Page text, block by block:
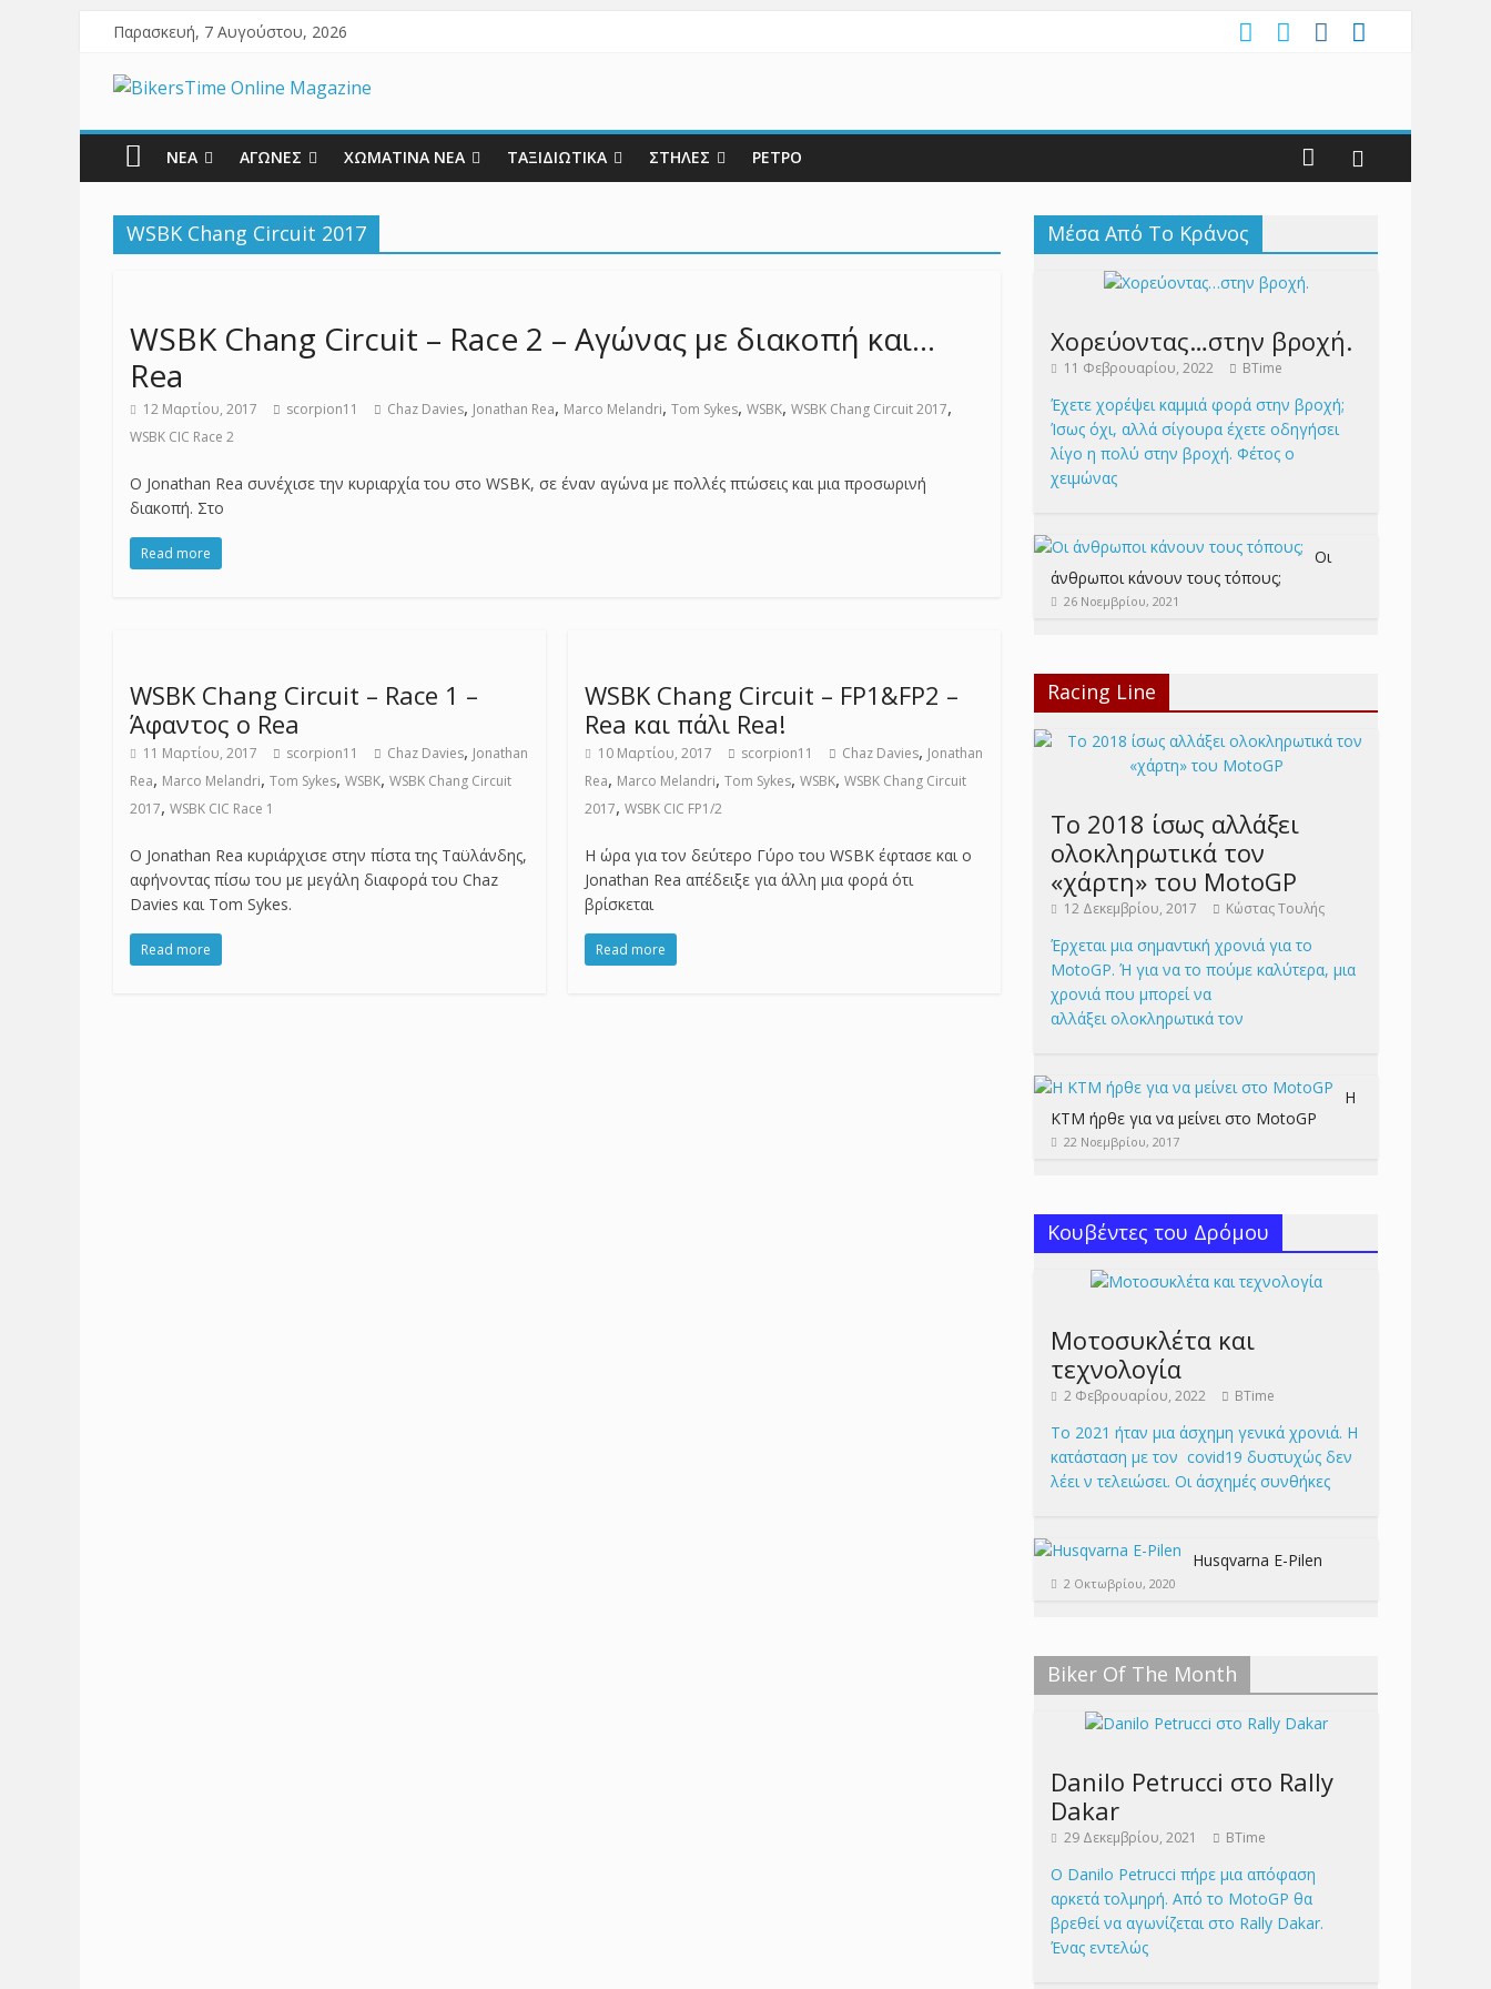
Παρασκευή, 7 Αυγούστου, 2026
ΝΕΑ ΑΓΩΝΕΣ ΧΩΜΑΤΙΝΑ ΝΕΑ ΤΑΞΙΔΙΩΤΙΚΑ ΣΤΗΛΕΣ ΡΕΤΡΟ
WSBK Chang Circuit 2017
WSBK Chang Circuit – Race 2 – Αγώνας με διακοπή και…
Rea
12 Μαρτίου, 2017 scorpion11 Chaz Davies, Jonathan Rea, Marco Melandri, Tom Sykes, WSBK, WSBK Chang Circuit 2017,
WSBK CIC Race 2
Ο Jonathan Rea συνέχισε την κυριαρχία του στο WSBK, σε έναν αγώνα με πολλές πτώσεις και μια προσωρινή
διακοπή. Στο
Read more
WSBK Chang Circuit – Race 1 –
Άφαντος ο Rea
11 Μαρτίου, 2017 scorpion11 Chaz Davies, Jonathan
Rea, Marco Melandri, Tom Sykes, WSBK, WSBK Chang Circuit
2017, WSBK CIC Race 1
Ο Jonathan Rea κυριάρχισε στην πίστα της Tαϋλάνδης,
αφήνοντας πίσω του με μεγάλη διαφορά του Chaz
Davies και Tom Sykes.
Read more
WSBK Chang Circuit – FP1&FP2 –
Rea και πάλι Rea!
10 Μαρτίου, 2017 scorpion11 Chaz Davies, Jonathan
Rea, Marco Melandri,Tom Sykes,WSBK,WSBK Chang Circuit
2017,WSBK CIC FP1/2
Η ώρα για τον δεύτερο Γύρο του WSBK έφτασε και ο
Jonathan Rea απέδειξε για άλλη μια φορά ότι
βρίσκεται
Read more
Μέσα Από Το Κράνος
Χορεύοντας…στην βροχή.
11 Φεβρουαρίου, 2022 BTime
Έχετε χορέψει καμμιά φορά στην βροχή;
Ίσως όχι, αλλά σίγουρα έχετε οδηγήσει
λίγο η πολύ στην βροχή. Φέτος ο
χειμώνας
Οι
άνθρωποι κάνουν τους τόπους;
26 Νοεμβρίου, 2021
Racing Line
Το 2018 ίσως αλλάξει
ολοκληρωτικά τον
«χάρτη» του MotoGP
12 Δεκεμβρίου, 2017 Κώστας Τουλής
Έρχεται μια σημαντική χρονιά για το
MotoGP. Ή για να το πούμε καλύτερα, μια
χρονιά που μπορεί να
αλλάξει ολοκληρωτικά τον
Η
KTM ήρθε για να μείνει στο MotoGP
22 Νοεμβρίου, 2017
Κουβέντες του Δρόμου
Μοτοσυκλέτα και
τεχνολογία
2 Φεβρουαρίου, 2022 BTime
Το 2021 ήταν μια άσχημη γενικά χρονιά. Η
κατάσταση με τον covid19 δυστυχώς δεν
λέει ν τελειώσει. Οι άσχημές συνθήκες
Husqvarna E-Pilen
2 Οκτωβρίου, 2020
Biker Of The Month
Danilo Petrucci στο Rally
Dakar
29 Δεκεμβρίου, 2021 BTime
Ο Danilo Petrucci πήρε μια απόφαση
αρκετά τολμηρή. Από το MotoGP θα
βρεθεί να αγωνίζεται στο Rally Dakar.
Ένας εντελώς